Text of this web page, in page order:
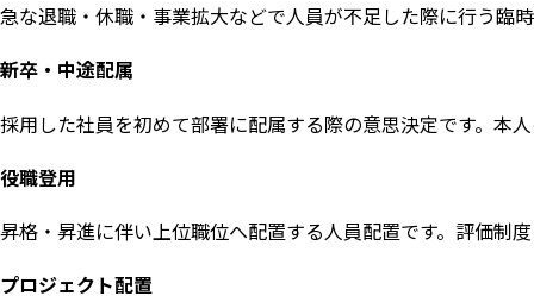
急な退職・休職・事業拡大などで人員が不足した際に行う臨
新卒・中途配属
採用した社員を初めて部署に配属する際の意思決定です。本
役職登用
昇格・昇進に伴い上位職位へ配置する人員配置です。評価制
プロジェクト配置